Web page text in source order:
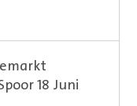
18 Juni